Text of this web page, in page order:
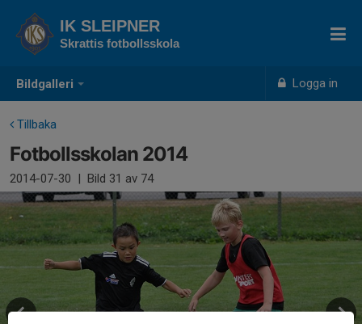
Bildgalleri Logga in
IK SLEIPNER
Skrattis fotbollsskola
Tillbaka
Fotbollsskolan 2014
2014-07-30 | Bild 31 av 74